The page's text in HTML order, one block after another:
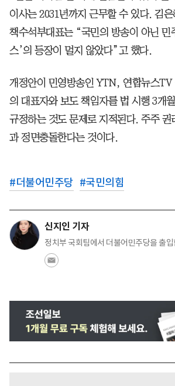
이사는 2031년까지 근무할 수 있다. 김
책수석부대표는 “국민의 방송이 아닌 민
스’의 등장이 멀지 않았다”고 했다.
개정안이 민영방송인 YTN, 연합뉴스TV
의 대표자와 보도 책임자를 법 시행 3개
규정하는 것도 문제로 지적된다. 주주 권
과 정면충돌한다는 것이다.
#더불어민주당 #국민의힘
신지인 기자
정치부 국회팀에서 더불어민주당을 출